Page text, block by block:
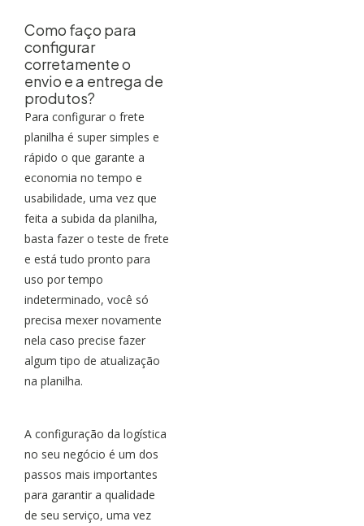
Como faço para
configurar
corretamente o
envio e a entrega de
produtos?
Para configurar o frete
planilha é super simples e
rápido o que garante a
economia no tempo e
usabilidade, uma vez que
feita a subida da planilha,
basta fazer o teste de frete
e está tudo pronto para
uso por tempo
indeterminado, você só
precisa mexer novamente
nela caso precise fazer
algum tipo de atualização
na planilha.
A configuração da logística
no seu negócio é um dos
passos mais importantes
para garantir a qualidade
de seu serviço, uma vez